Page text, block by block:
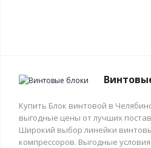
Купить Блок винтовой в
выгодные цены от лучших
Широкий выбор линейки
компрессоров. Выгодные